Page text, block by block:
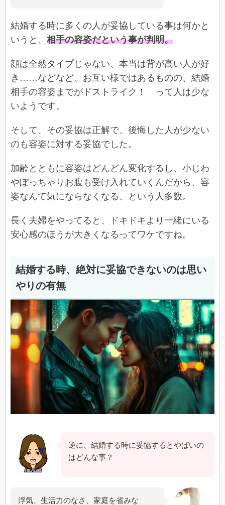
結婚する時に多くの人が妥協している事は何かと
いうと、 相手の容姿だという事が判明。
顔は全然タイプじゃない、本当は背が高い人が好
き……などなど、お互い様ではあるものの、結婚
相手の容姿までがドストライク！ って人は少な
いようです。
そして、その妥協は正解で、後悔した人が少ない
のも容姿に対する妥協でした。
加齢とともに容姿はどんどん変化するし、小じわ
やぽっちゃりお腹も受け入れていくんだから、容
姿なんて気にならなくなる、という人多数。
長く夫婦をやってると、ドキドキより一緒にいる
安心感のほうが大きくなるってワケですね。
結婚する時、絶対に妥協できないのは思い
やりの有無
逆に、結婚する時に妥協するとやばいの
はどんな事？
浮気、生活力のなさ、家庭を省みな